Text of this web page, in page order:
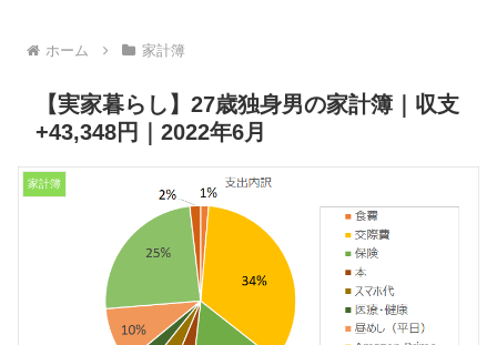
ホーム 家計簿
【実家暮らし】27歳独身男の家計簿｜収支
+43,348円｜2022年6月
家計簿